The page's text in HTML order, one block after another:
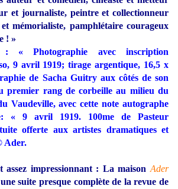
et journaliste, peintre et collectionneur
mémorialiste, pamphlétaire courageux
! »
« Photographie avec inscription
9 avril 1919; tirage argentique, 16,5 x
de Sacha Guitry aux côtés de son
premier rang de corbeille au milieu du
Vaudeville, avec cette note autographe
« 9 avril 1919. 100me de Pasteur
offerte aux artistes dramatiques et
Ader.
impressionnant : La maison Ader
suite presque complète de la revue de